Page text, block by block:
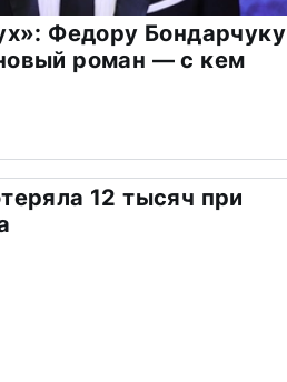
Федору Бондарчуку
роман — с кем
12 тысяч при